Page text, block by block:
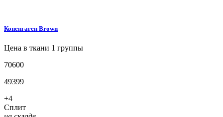
Копенгаген Brown
Цена в ткани 1 группы
70600
49399
+4
Сплит